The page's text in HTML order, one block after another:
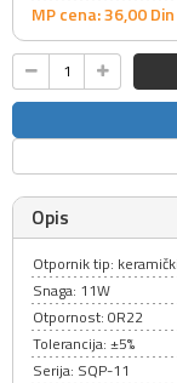
MP cena: 36,00Din
Opis
Otpornik tip: keramički
Snaga: 11W
Otpornost: 0R22
Tolerancija: ±5%
Serija: SQP-11